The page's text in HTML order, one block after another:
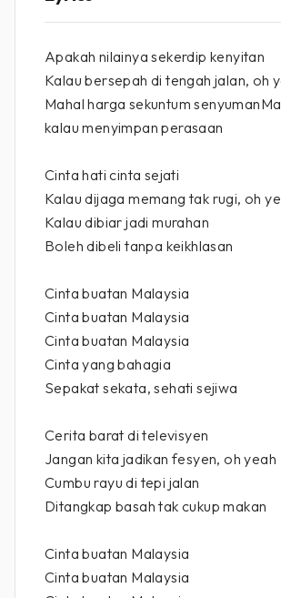
Apakah nilainya sekerdip kenyitan
Kalau bersepah di tengah jalan, oh
Mahal harga sekuntum
kalau menyimpan perasaan
Cinta hati cinta sejati
Kalau dijaga memang tak rugi, oh
Kalau dibiar jadi murahan
Boleh dibeli tanpa keikhlasan
Cinta buatan Malaysia
Cinta buatan Malaysia
Cinta buatan Malaysia
Cinta yang bahagia
Sepakat sekata, sehati sejiwa
Cerita barat di televisyen
Jangan kita jadikan fesyen, oh yeah
Cumbu rayu di tepi jalan
Ditangkap basah tak cukup makan
Cinta buatan Malaysia
Cinta buatan Malaysia